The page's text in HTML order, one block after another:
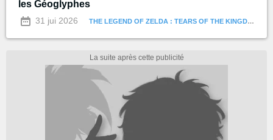
les Géoglyphes
31 jui 2026 THE LEGEND OF ZELDA : TEARS OF THE KINGDOM